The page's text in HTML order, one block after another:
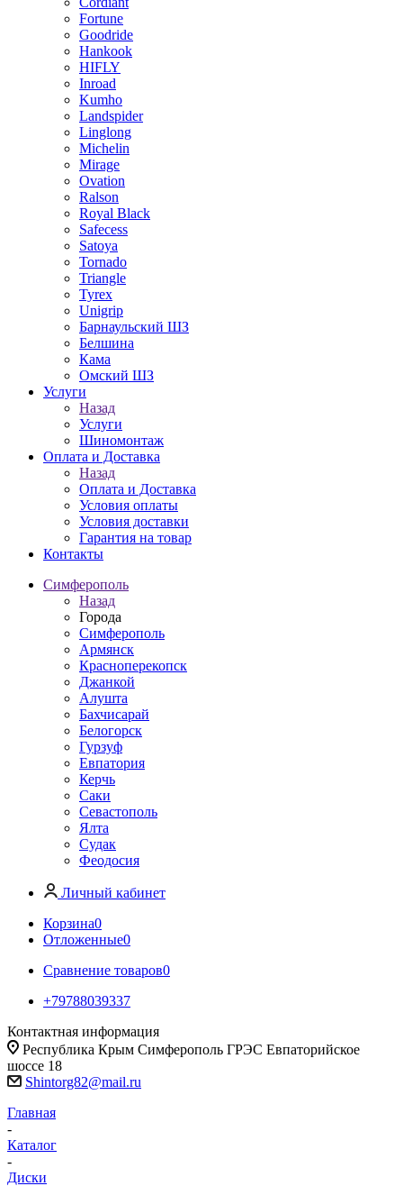
Fortune
Goodride
Hankook
HIFLY
Inroad
Kumho
Landspider
Linglong
Michelin
Mirage
Ovation
Ralson
Royal Black
Safecess
Satoya
Tornado
Triangle
Tyrex
Unigrip
Барнаульский ШЗ
Белшина
Кама
Омский ШЗ
Услуги
Назад
Услуги
Шиномонтаж
Оплата и Доставка
Назад
Оплата и Доставка
Условия оплаты
Условия доставки
Гарантия на товар
Контакты
Симферополь
Назад
Города
Симферополь
Армянск
Красноперекопск
Джанкой
Алушта
Бахчисарай
Белогорск
Гурзуф
Евпатория
Керчь
Саки
Севастополь
Ялта
Судак
Феодосия
Личный кабинет
Корзина0
Отложенные0
Сравнение товаров0
+79788039337
Контактная информация
Республика Крым Симферополь ГРЭС Евпаторийское
шоссе 18
Shintorg82@mail.ru
Главная
-
Каталог
-
Диски